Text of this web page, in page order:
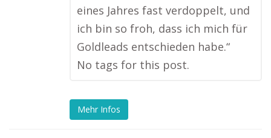
eines Jahres fast verdoppelt, und
ich bin so froh, dass ich mich für
Goldleads entschieden habe.“
No tags for this post.
Mehr Infos